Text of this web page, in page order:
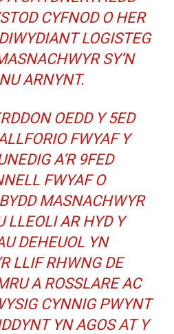
CYFNOD O HER
LOGISTEG
SY’N
ARNYNT.
OEDD Y 5ED
FWYAF Y
A’R 9FED
FWYAF O
MASNACHWYR
LLEOLI AR HYD Y
DEHEUOL YN
LLIF RHWNG DE
A ROSSLARE AC
CYNNIG PWYNT
YN AGOS AT Y